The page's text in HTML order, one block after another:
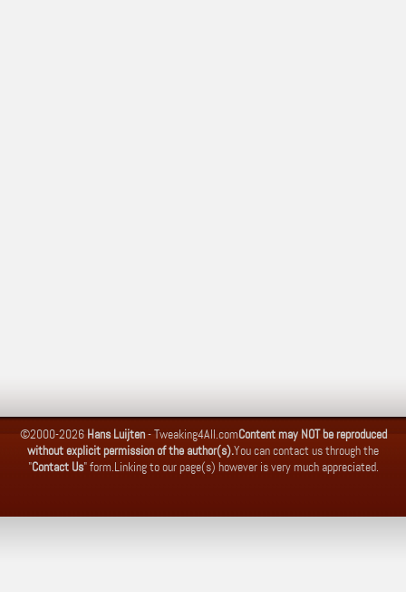
©2000-2026 Hans Luijten-Tweaking4All.comContent may NOT be reproduced
without explicit permission of the author(s).You can contact us through the
"Contact Us" form.Linking to our page(s) however is very much appreciated.